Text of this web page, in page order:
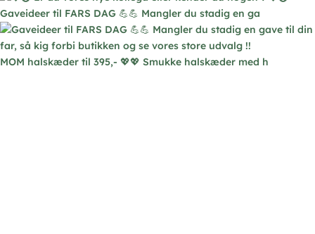
Gaveideer til FARS DAG 💪💪 Mangler du stadig en ga
MOM halskæder til 395,- 💖💖 Smukke halskæder med h